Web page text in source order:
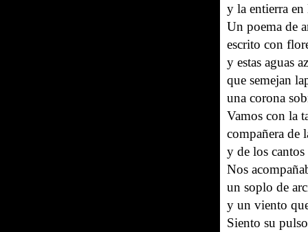
y la entierra
Un poema de
escrito con
y estas aguas
que semejan
una corona
Vamos con la
compañera de
y de los
Nos
un soplo de
y un viento
Siento su